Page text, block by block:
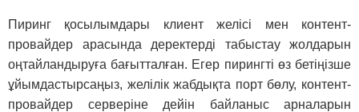
Пиринг қосылымдары клиент желісі мен контент-
провайдер арасында деректерді табыстау жолдарын
оңтайландыруға бағытталған. Егер пирингті өз бетіңізше
ұйымдастырсаңыз, желілік жабдықта порт бөлу, контент-
провайдер серверіне дейін байланыс арналарын